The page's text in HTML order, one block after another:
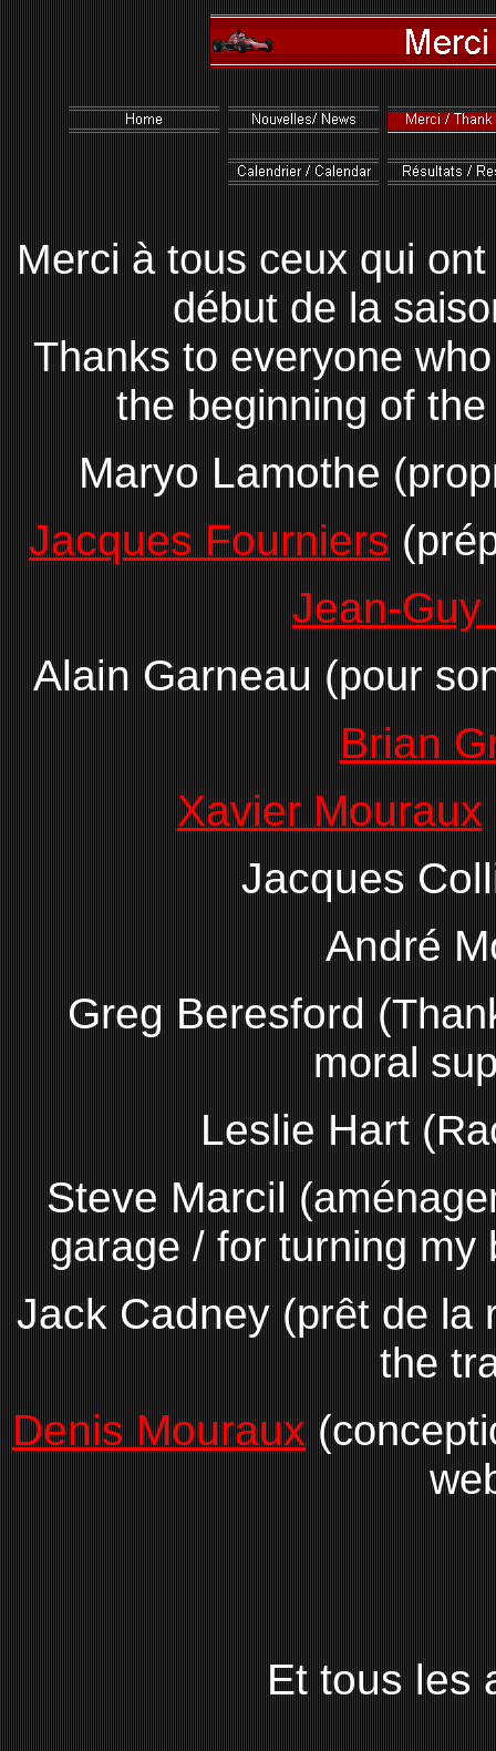
Merci à tous ceux qui
début de la
Thanks to everyone
the beginning of
Maryo Lamothe
Jacques Fourniers
Jean-Guy
Alain Garneau (pour
Brian
Xavier Mouraux
Jacques
André
Greg Beresford
moral
Leslie Hart
Steve Marcil
garage / for turning my
Jack Cadney (prêt de la
the
Denis Mouraux
Et tous les